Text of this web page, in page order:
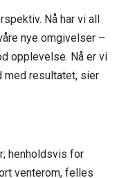
Nå har vi all
nye omgivelser –
opplevelse. Nå er vi
med resultatet, sier
henholdsvis for
venterom, felles